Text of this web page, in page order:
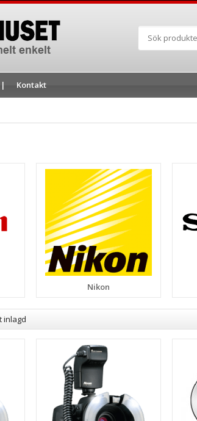
Kontakt
Nikon
inlagd